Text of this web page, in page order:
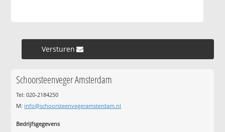
Versturen »
Schoorsteenveger Amsterdam
Tel: 020-2184250
M: info@schoorsteenvegeramsterdam.nl
Bedrijfsgegevens